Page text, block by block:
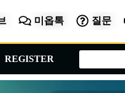
미옵톡 질문
REGISTER